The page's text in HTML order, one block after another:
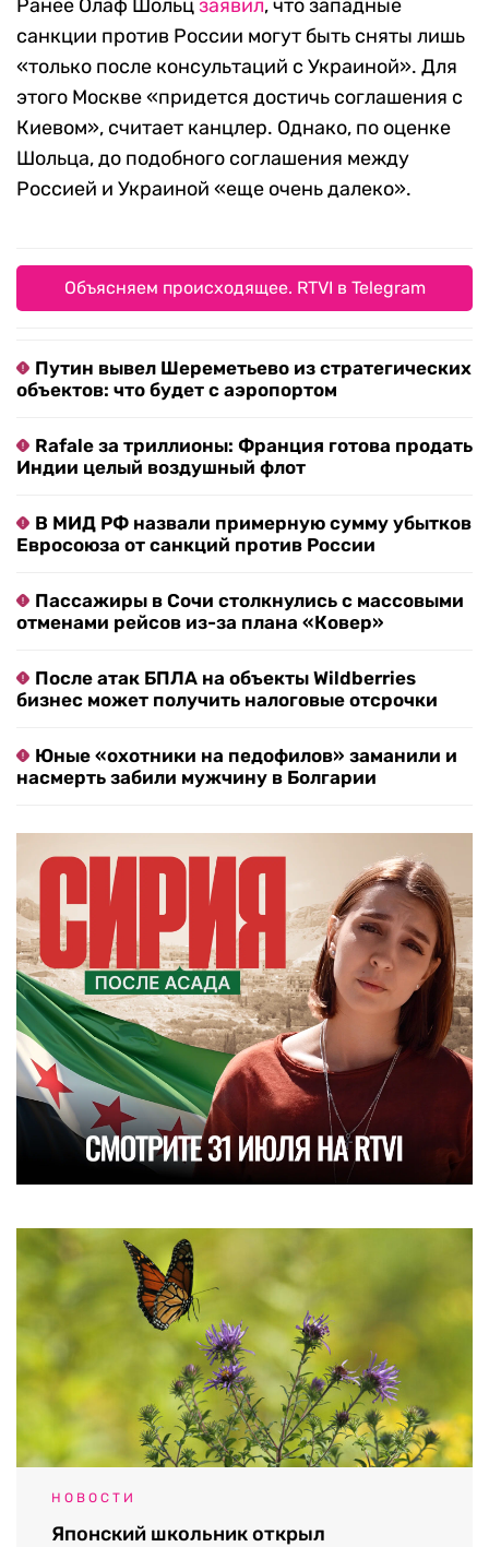
Ранее Олаф Шольцзаявил, что западные
санкции против России могут быть сняты лишь
«только после консультаций с Украиной». Для
этого Москве «придется достичь соглашения с
Киевом», считает канцлер. Однако, по оценке
Шольца, до подобного соглашения между
Россией и Украиной «еще очень далеко».
Объясняем происходящее. RTVI в Telegram
Путин вывел Шереметьево из стратегических
объектов: что будет с аэропортом
Rafale за триллионы: Франция готова продать
Индии целый воздушный флот
В МИД РФ назвали примерную сумму убытков
Евросоюза от санкций против России
Пассажиры в Сочи столкнулись с массовыми
отменами рейсов из-за плана «Ковер»
После атак БПЛА на объекты Wildberries
бизнес может получить налоговые отсрочки
Юные «охотники на педофилов» заманили и
насмерть забили мужчину в Болгарии
НОВОСТИ
Японский школьник открыл